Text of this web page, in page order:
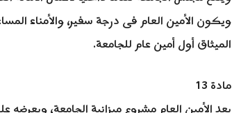
ويكون الأمين العام فى درجة سفير، والأمناء
الميثاق أول أمين عام للجامعة.
مادة 13